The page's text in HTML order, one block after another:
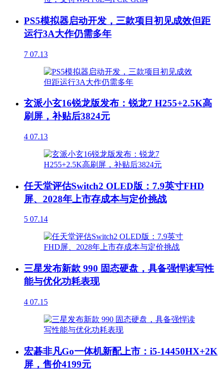
PS5模拟器启动开发，三款项目初见成效但距
运行3A大作仍需多年
7 07.13
玄派小玄16锐龙版发布：锐龙7 H255+2.5K高
刷屏，补贴后3824元
4 07.13
任天堂评估Switch2 OLED版：7.9英寸FHD
屏、2028年上市存成本与定价挑战
5 07.14
三星发布新款 990 固态硬盘，具备强悍读写性
能与优化功耗表现
4 07.15
宏碁非凡Go一体机新配上市：i5-14450HX+2K
屏，售价4199元